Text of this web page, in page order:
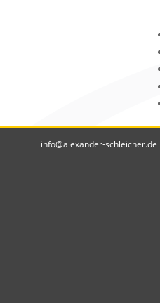
info@alexander-schleicher.de